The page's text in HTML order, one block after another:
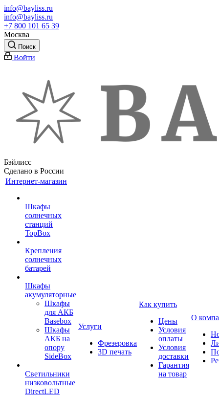
info@bayliss.ru
info@bayliss.ru
+7 800 101 65 39
Москва
Поиск
Войти
Бэйлисс
Сделано в России
Интернет-магазин
Шкафы
солнечных
станций
TopBox
Крепления
солнечных
батарей
Шкафы
акумуляторные
Шкафы
для АКБ
Basebox
Шкафы
АКБ на
опору
SideBox
Светильники
низковольтные
DirectLED
Услуги
Фрезеровка
3D печать
Как купить
Цены
Условия
оплаты
Условия
доставки
Гарантия
на товар
О